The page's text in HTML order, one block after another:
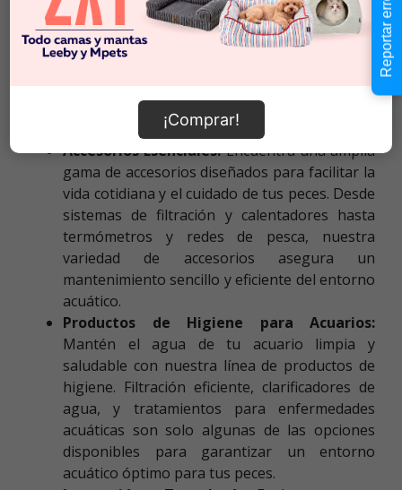
¡Comprar!
plantas y decoraciones temáticas. Desde
tanques de todos los tamaños hasta
elementos decorativos que imitan ambientes
naturales, nuestros productos crean un
entorno estimulante y visualmente atractivo
para tus amigos acuáticos.
Accesorios Esenciales:Encuentra una amplia
gama de accesorios diseñados para facilitar la
vida cotidiana y el cuidado de tus peces. Desde
sistemas de filtración y calentadores hasta
termómetros y redes de pesca, nuestra
variedad de accesorios asegura un
mantenimiento sencillo y eficiente del entorno
acuático.
Productos de Higiene para Acuarios:
Mantén el agua de tu acuario limpia y
saludable con nuestra línea de productos de
higiene. Filtración eficiente, clarificadores de
agua, y tratamientos para enfermedades
acuáticas son solo algunas de las opciones
disponibles para garantizar un entorno
acuático óptimo para tus peces.
Reportar error